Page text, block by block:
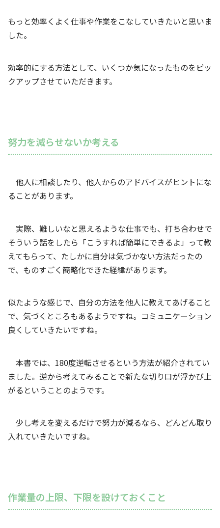
もっと効率くよく仕事や作業をこなしていきたいと思いま
した。
効率的にする方法として、いくつか気になったものをピッ
クアップさせていただきます。
努力を減らせないか考える
他人に相談したり、他人からのアドバイスがヒントにな
ることがあります。
実際、難しいなと思えるような仕事でも、打ち合わせで
そういう話をしたら「こうすれば簡単にできるよ」って教
えてもらって、たしかに自分は気づかない方法だったの
で、ものすごく簡略化できた経緯があります。
似たような感じで、自分の方法を他人に教えてあげること
で、気づくところもあるようですね。コミュニケーション
良くしていきたいですね。
本書では、180度逆転させるという方法が紹介されてい
ました。逆から考えてみることで新たな切り口が浮かび上
がるということのようです。
少し考えを変えるだけで努力が減るなら、どんどん取り
入れていきたいですね。
作業量の上限、下限を設けておくこと